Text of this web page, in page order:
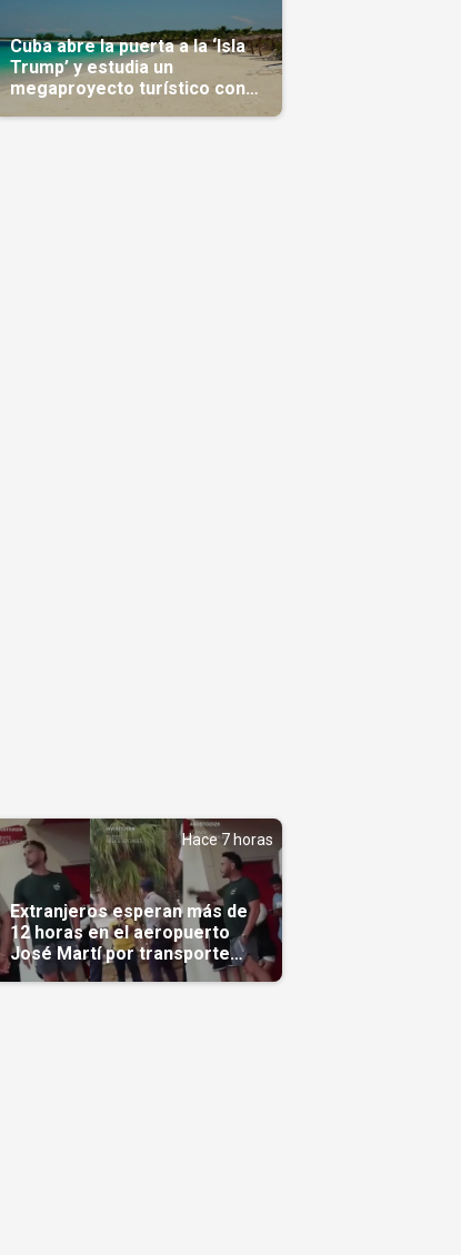
Cuba abre la puerta a la ‘Isla
Trump’ y estudia un
megaproyecto turístico con
capital árabe
Hace 7 horas
Extranjeros esperan más de
12 horas en el aeropuerto
José Martí por transporte
reservado semanas